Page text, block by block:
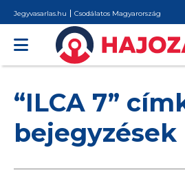
Jegyvasarlas.hu Csodálatos Magyarország
“ILCA 7”
bejegyzések